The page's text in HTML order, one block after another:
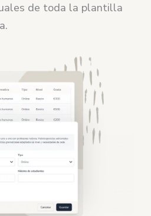
de toda la plantilla